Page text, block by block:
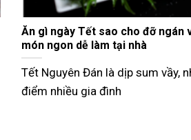
Gợi ý các món đãi khách ngày
Tết Nguyên Đán không chỉ là dịp
thời điểm các